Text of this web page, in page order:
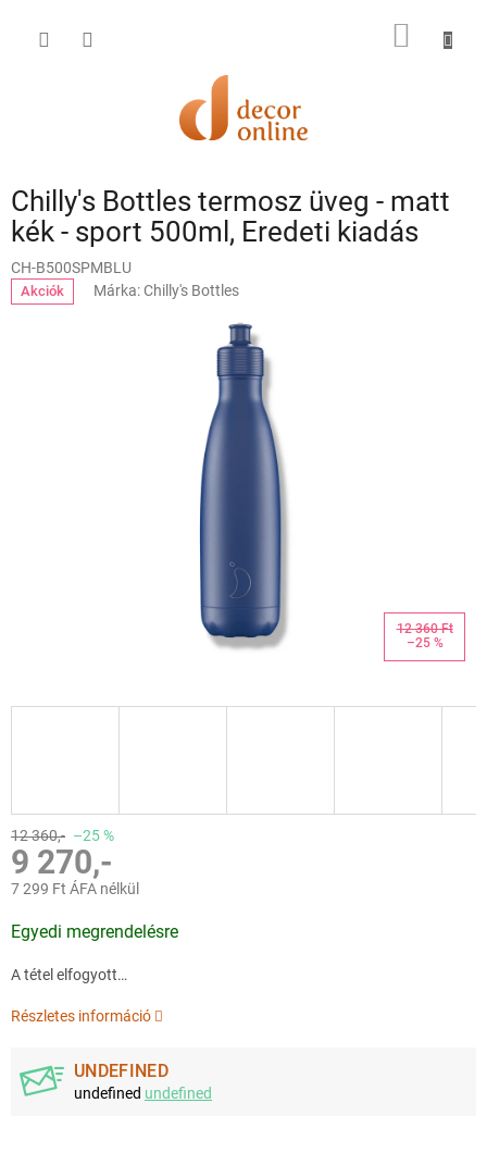
KOSÁR
Chilly's Bottles termosz üveg - matt
kék - sport 500ml, Eredeti kiadás
CH-B500SPMBLU
Akciók Márka:Chilly's Bottles
12 360 Ft
–25 %
12 360,- –25 %
9 270,-
7 299 Ft ÁFA nélkül
Egyedi megrendelésre
A tétel elfogyott…
Részletes információ
UNDEFINED
undefined undefined